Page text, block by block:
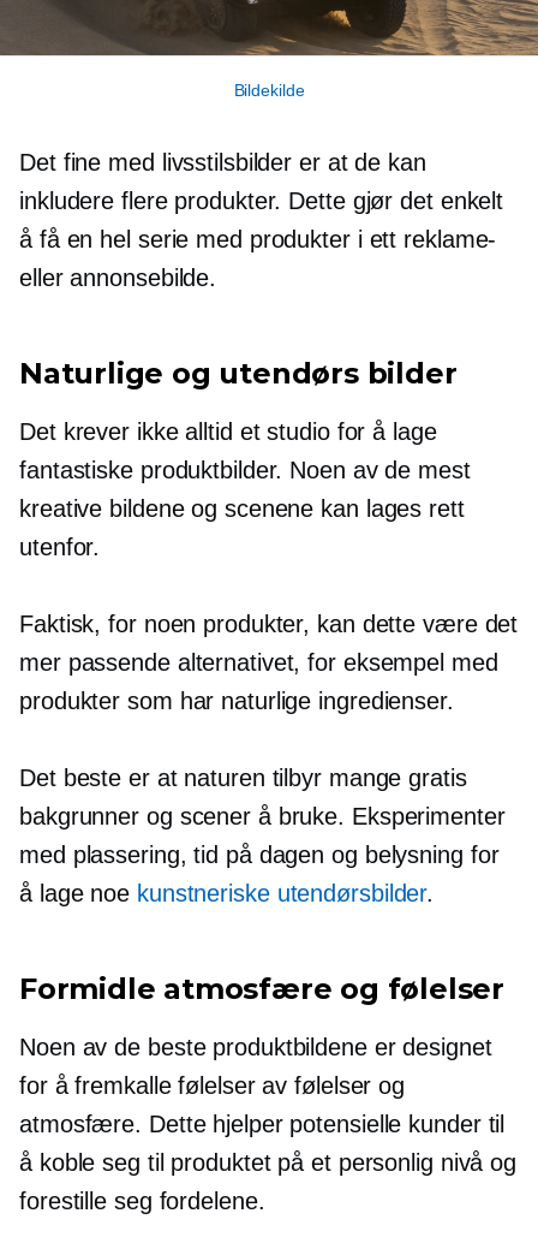
Bildekilde
Det fine med livsstilsbilder er at de kan
inkludere flere produkter. Dette gjør det enkelt
å få en hel serie med produkter i ett reklame-
eller annonsebilde.
Naturlige og utendørs bilder
Det krever ikke alltid et studio for å lage
fantastiske produktbilder. Noen av de mest
kreative bildene og scenene kan lages rett
utenfor.
Faktisk, for noen produkter, kan dette være det
mer passende alternativet, for eksempel med
produkter som har naturlige ingredienser.
Det beste er at naturen tilbyr mange gratis
bakgrunner og scener å bruke. Eksperimenter
med plassering, tid på dagen og belysning for
å lage noe kunstneriske utendørsbilder.
Formidle atmosfære og følelser
Noen av de beste produktbildene er designet
for å fremkalle følelser av følelser og
atmosfære. Dette hjelper potensielle kunder til
å koble seg til produktet på et personlig nivå og
forestille seg fordelene.